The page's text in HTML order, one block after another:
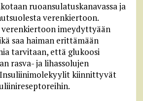
ruoansulatuskanavassa ja
verenkiertoon.
verenkiertoon imeydyttyään
saa haiman erittämään
tarvitaan, että glukoosi
rasva- ja lihassolujen
kiinnittyvät